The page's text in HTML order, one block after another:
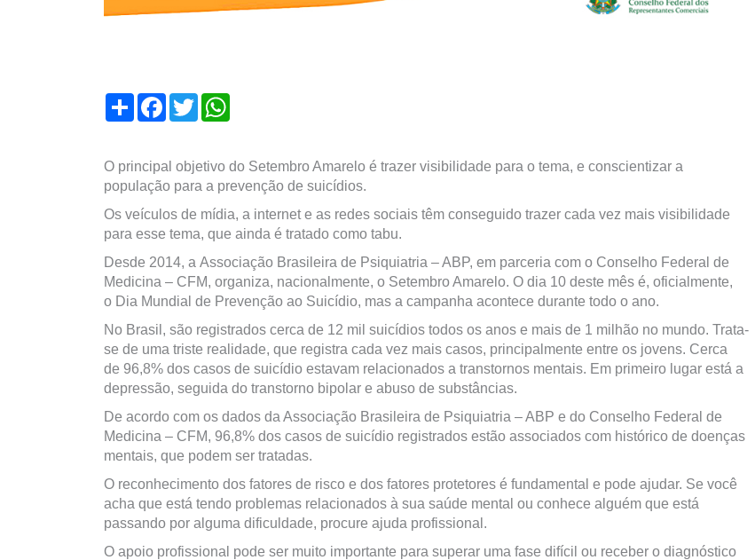
Compartilhar
Facebook
Twitter
O principal objetivo do Setembro Amarelo é trazer visibilidade para o tema, e conscientizar a
população para a prevenção de suicídios.
Os veículos de mídia, a internet e as redes sociais têm conseguido trazer cada vez mais visibilidade
para esse tema, que ainda é tratado como tabu.
Desde 2014, a Associação Brasileira de Psiquiatria – ABP, em parceria com o Conselho Federal de
Medicina – CFM, organiza, nacionalmente, o Setembro Amarelo. O dia 10 deste mês é, oficialmente,
o Dia Mundial de Prevenção ao Suicídio, mas a campanha acontece durante todo o ano.
No Brasil, são registrados cerca de 12 mil suicídios todos os anos e mais de 1 milhão no mundo. Trata-
se de uma triste realidade, que registra cada vez mais casos, principalmente entre os jovens. Cerca
de 96,8% dos casos de suicídio estavam relacionados a transtornos mentais. Em primeiro lugar está a
depressão, seguida do transtorno bipolar e abuso de substâncias.
De acordo com os dados da Associação Brasileira de Psiquiatria – ABP e do Conselho Federal de
Medicina – CFM, 96,8% dos casos de suicídio registrados estão associados com histórico de doenças
mentais, que podem ser tratadas.
O reconhecimento dos fatores de risco e dos fatores protetores é fundamental e pode ajudar. Se você
acha que está tendo problemas relacionados à sua saúde mental ou conhece alguém que está
passando por alguma dificuldade, procure ajuda profissional.
O apoio profissional pode ser muito importante para superar uma fase difícil ou receber o diagnóstico